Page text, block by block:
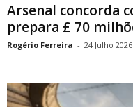
Arsenal concorda
prepara £ 70
Rogério Ferreira - 24 Julho 2026